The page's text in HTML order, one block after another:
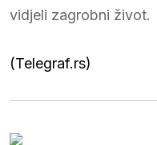
vidjeli zagrobni život.
(Telegraf.rs)